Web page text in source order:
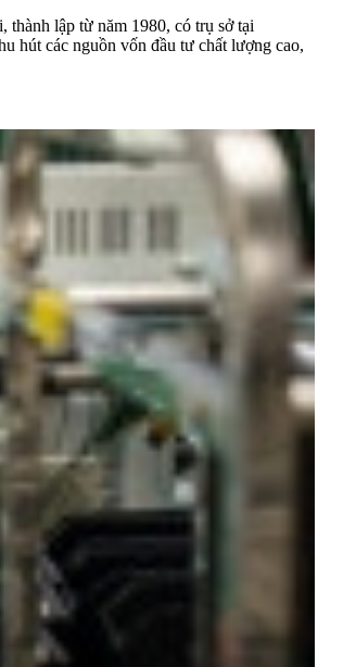
thành lập từ năm 1980, có trụ sở tại
hút các nguồn vốn đầu tư chất lượng cao,